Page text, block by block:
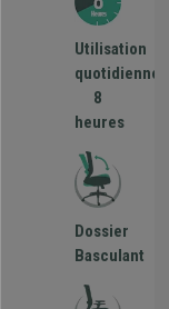
Utilisation
quotidienne
8
heures
Dossier
Basculant